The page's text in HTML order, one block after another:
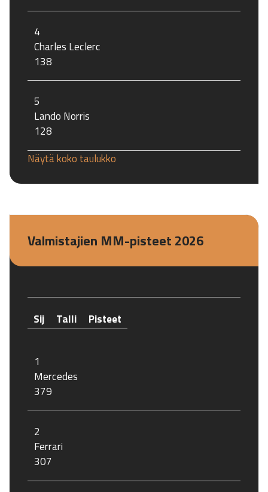
4
Charles Leclerc
138
5
Lando Norris
128
Näytä koko taulukko
Valmistajien MM-pisteet 2026
Sij Talli Pisteet
1
Mercedes
379
2
Ferrari
307